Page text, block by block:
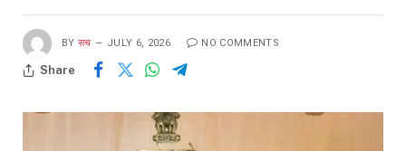
BY सच JULY 6, 2026 NO COMMENTS
Share